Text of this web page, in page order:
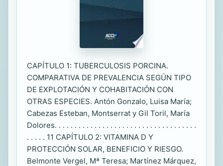
CAPÍTULO 1: TUBERCULOSIS PORCINA.
COMPARATIVA DE PREVALENCIA SEGÚN TIPO
DE EXPLOTACIÓN Y COHABITACIÓN CON
OTRAS ESPECIES. Antón Gonzalo, Luisa María;
Cabezas Esteban, Montserrat y Gil Toril, María
Dolores. . . . . . . . . . . . . . . . . . . . . . . . . . . . . . . . . . . .
. . . . . 11 CAPÍTULO 2: VITAMINA D Y
PROTECCIÓN SOLAR, BENEFICIO Y RIESGO.
Belmonte Vergel, Mª Teresa; Martínez Márquez,